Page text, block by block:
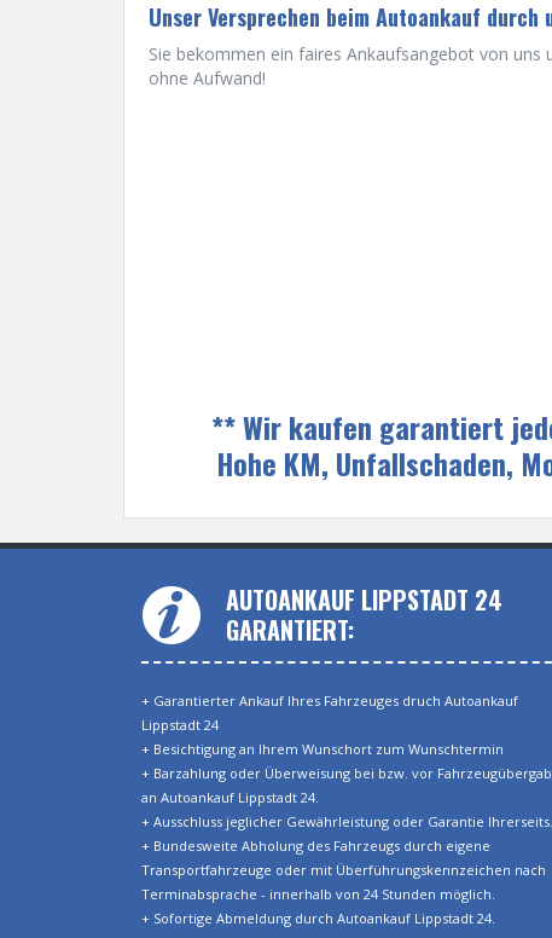
Unser Versprechen beim Autoankauf durch
Sie bekommen ein faires Ankaufsangebot von
ohne Aufwand!
** Wir kaufen garantiert
Hohe KM, Unfallschaden,
AUTOANKAUF LIPPSTADT 24
GARANTIERT:
+ Garantierter Ankauf Ihres Fahrzeuges druch Autoankauf
Lippstadt 24
+ Besichtigung an Ihrem Wunschort zum Wunschtermin
+ Barzahlung oder Überweisung bei bzw. vor
an Autoankauf Lippstadt 24.
+ Ausschluss jeglicher Gewährleistung oder Garantie Ihrerseits.
+ Bundesweite Abholung des Fahrzeugs durch eigene
Transportfahrzeuge oder mit Überführungskennzeichen nach
Terminabsprache - innerhalb von 24 Stunden möglich.
+ Sofortige Abmeldung durch Autoankauf Lippstadt 24.